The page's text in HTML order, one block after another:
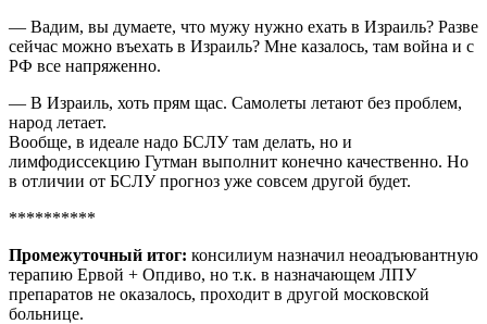
— Вадим, вы думаете, что мужу нужно ехать в Израиль? Разве
сейчас можно въехать в Израиль? Мне казалось, там война и с
РФ все напряженно.
— В Израиль, хоть прям щас. Самолеты летают без проблем,
народ летает.
Вообще, в идеале надо БСЛУ там делать, но и
лимфодиссекцию Гутман выполнит конечно качественно. Но
в отличии от БСЛУ прогноз уже совсем другой будет.
**********
Промежуточный итог: консилиум назначил неоадъювантную
терапию Ервой + Опдиво, но т.к. в назначающем ЛПУ
препаратов не оказалось, проходит в другой московской
больнице.